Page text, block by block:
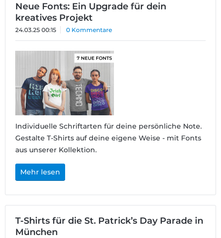
Neue Fonts: Ein Upgrade für dein
kreatives Projekt
24.03.25 00:15 0 Kommentare
Individuelle Schriftarten für deine persönliche Note.
Gestalte T-Shirts auf deine eigene Weise - mit Fonts
aus unserer Kollektion.
Mehr lesen
T-Shirts für die St. Patrick’s Day Parade in
München